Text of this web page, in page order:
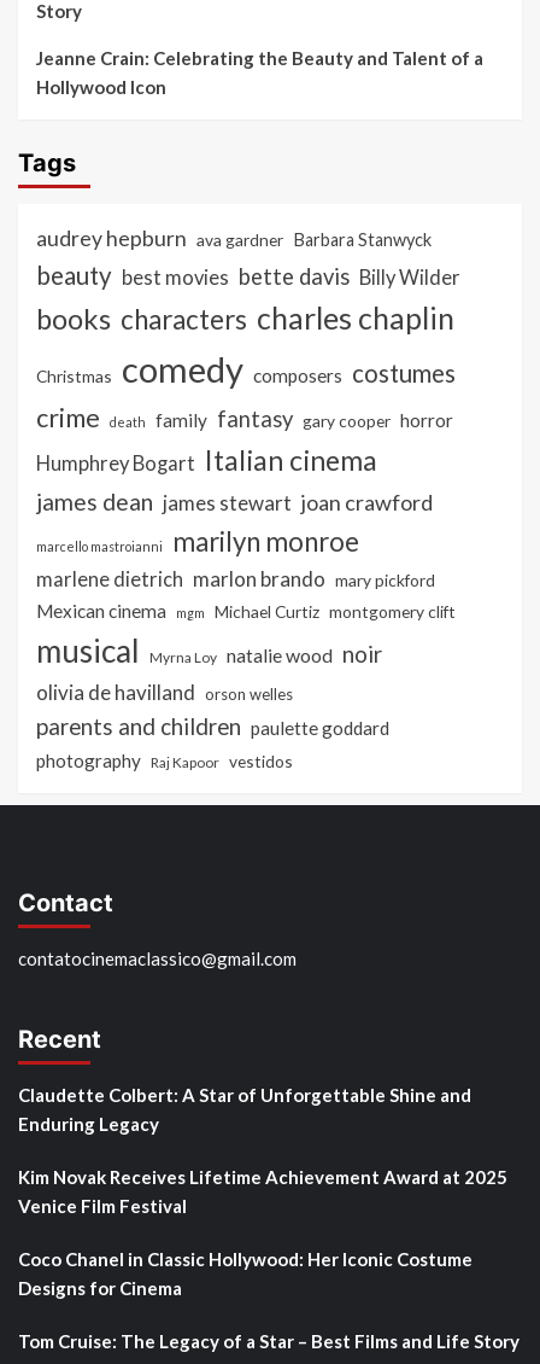
Story
Jeanne Crain: Celebrating the Beauty and Talent of a
Hollywood Icon
Tags
audrey hepburn ava gardner Barbara Stanwyck
beauty best movies bette davis Billy Wilder
books characters charles chaplin
Christmas comedy composers costumes
crime death family fantasy gary cooper horror
Humphrey Bogart Italian cinema
james dean james stewart joan crawford
marcello mastroianni marilyn monroe
marlene dietrich marlon brando mary pickford
Mexican cinema mgm Michael Curtiz montgomery clift
musical Myrna Loy natalie wood noir
olivia de havilland orson welles
parents and children paulette goddard
photography Raj Kapoor vestidos
Contact
contatocinemaclassico@gmail.com
Recent
Claudette Colbert: A Star of Unforgettable Shine and
Enduring Legacy
Kim Novak Receives Lifetime Achievement Award at 2025
Venice Film Festival
Coco Chanel in Classic Hollywood: Her Iconic Costume
Designs for Cinema
Tom Cruise: The Legacy of a Star – Best Films and Life Story